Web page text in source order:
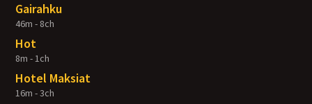
Gairahku
46m - 8ch
Hot
8m - 1ch
Hotel Maksiat
16m - 3ch